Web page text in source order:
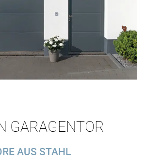
GARAGENTOR
AUS STAHL